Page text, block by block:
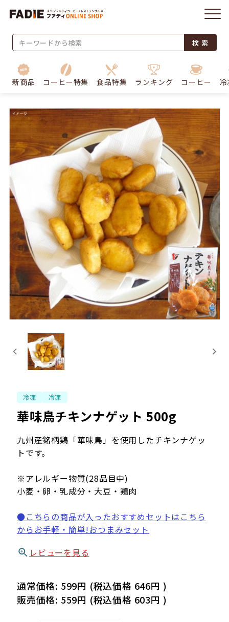
検 索
新商品 コーヒー特集 食品特集 ランキング コーヒー
華味鳥チキンナゲット 500g
九州産銘柄鶏「華味鳥」を使用したチキンナゲッ
トです。
※アレルギー物質(28品目中)
小麦・卵・乳成分・大豆・鶏肉
●こちらの商品が入ったおすすめセットはこちら
からお手軽・簡単!おつまみセット
レビューを見る
通常価格: 599円 (税込価格 646円 )
販売価格: 559円 (税込価格 603円 )
冷凍 冷凍